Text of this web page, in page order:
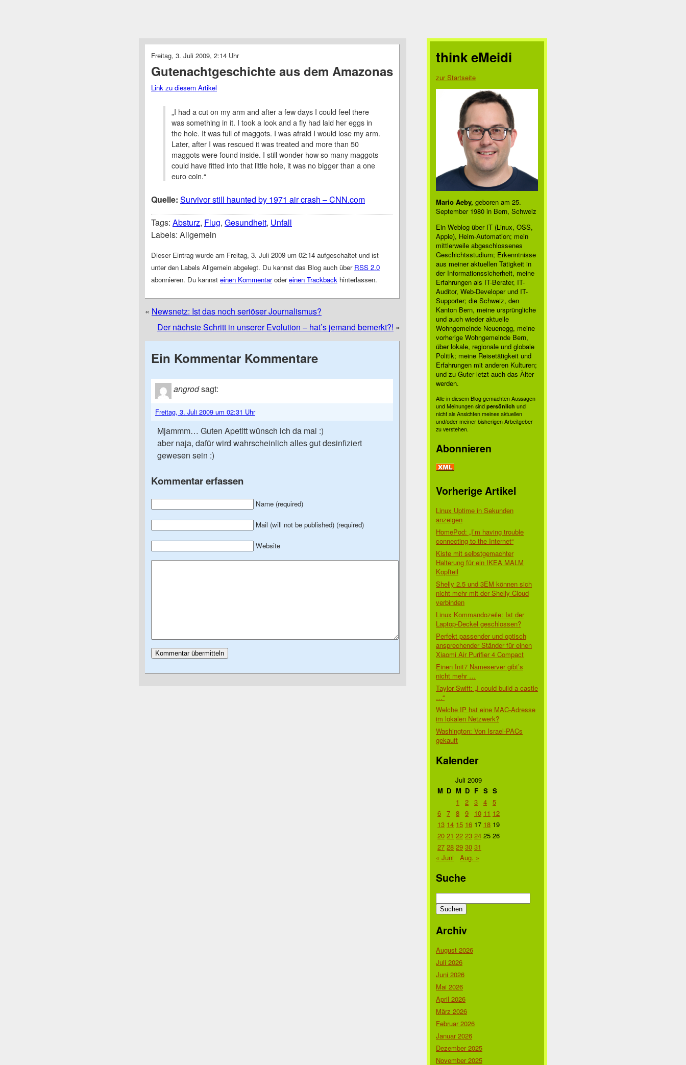
Freitag, 3. Juli 2009, 2:14 Uhr
Gutenachtgeschichte aus dem Amazonas
Link zu diesem Artikel
„I had a cut on my arm and after a few days I could feel there
was something in it. I took a look and a fly had laid her eggs in
the hole. It was full of maggots. I was afraid I would lose my arm.
Later, after I was rescued it was treated and more than 50
maggots were found inside. I still wonder how so many maggots
could have fitted into that little hole, it was no bigger than a one
euro coin.“
Quelle: Survivor still haunted by 1971 air crash – CNN.com
Tags: Absturz, Flug, Gesundheit, Unfall
Labels: Allgemein
Dieser Eintrag wurde am Freitag, 3. Juli 2009 um 02:14 aufgeschaltet und ist
unter den Labels Allgemein abgelegt. Du kannst das Blog auch über RSS 2.0
abonnieren. Du kannst einen Kommentarodereinen Trackback hinterlassen.
« Newsnetz: Ist das noch seriöser Journalismus?
Der nächste Schritt in unserer Evolution – hat’s jemand bemerkt?! »
Ein Kommentar Kommentare
angrodsagt:
Freitag, 3. Juli 2009 um 02:31 Uhr
Mjammm… Guten Apetitt wünsch ich da mal :)
aber naja, dafür wird wahrscheinlich alles gut desinfiziert
gewesen sein :)
Kommentar erfassen
Name (required)
Mail (will not be published) (required)
Website
think eMeidi
zur Startseite
Mario Aeby, geboren am 25.
September 1980 in Bern, Schweiz
Ein Weblog über IT (Linux, OSS,
Apple), Heim-Automation; mein
mittlerweile abgeschlossenes
Geschichtsstudium; Erkenntnisse
aus meiner aktuellen Tätigkeit in
der Informationssicherheit, meine
Erfahrungen als IT-Berater, IT-
Auditor, Web-Developer und IT-
Supporter; die Schweiz, den
Kanton Bern, meine ursprüngliche
und auch wieder aktuelle
Wohngemeinde Neuenegg, meine
vorherige Wohngemeinde Bern,
über lokale, regionale und globale
Politik; meine Reisetätigkeit und
Erfahrungen mit anderen Kulturen;
und zu Guter letzt auch das Älter
werden.
Alle in diesem Blog gemachten Aussagen
und Meinungen sind persönlich und
nicht als Ansichten meines aktuellen
und/oder meiner bisherigen Arbeitgeber
zu verstehen.
Abonnieren
Vorherige Artikel
Linux Uptime in Sekunden
anzeigen
HomePod: „I’m having trouble
connecting to the Internet“
Kiste mit selbstgemachter
Halterung für ein IKEA MALM
Kopfteil
Shelly 2.5 und 3EM können sich
nicht mehr mit der Shelly Cloud
verbinden
Linux Kommandozeile: Ist der
Laptop-Deckel geschlossen?
Perfekt passender und optisch
ansprechender Ständer für einen
Xiaomi Air Purifier 4 Compact
Einen Init7 Nameserver gibt’s
nicht mehr …
Taylor Swift: „I could build a castle
…“
Welche IP hat eine MAC-Adresse
im lokalen Netzwerk?
Washington: Von Israel-PACs
gekauft
Kalender
Juli 2009
M D M D F S S
1
2 3 4 5
6 7 8 9 10 11 12
13 14 15 16 17 18 19
20 21 22 23 24 25 26
27 28 29 30 31
« Juni
Aug. »
Suche
nach:
Archiv
August 2026
Juli 2026
Juni 2026
Mai 2026
April 2026
März 2026
Februar 2026
Januar 2026
Dezember 2025
November 2025